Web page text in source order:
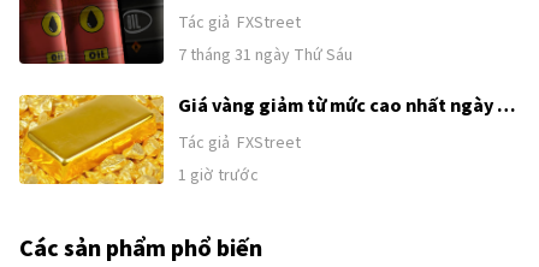
bối cảnh hy vọng ngoại giao Mỹ-Iran
được khơi lại
Tác giả FXStreet
7 tháng 31 ngày Thứ Sáu
Giá vàng giảm từ mức cao nhất ngày 17
tháng 6 trong bối cảnh USD tăng; duy
trì trên mức hỗ trợ then chốt 4.300$
Tác giả FXStreet
1 giờ trước
Các sản phẩm phổ biến